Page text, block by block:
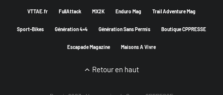
VTTAE.fr FullAttack MX2K Enduro Mag Trail Adventure Mag
Sport-Bikes Génération 4×4 Génération Sans Permis Boutique CPPRESSE
Escapade Magazine Maisons A Vivre
Retour en haut